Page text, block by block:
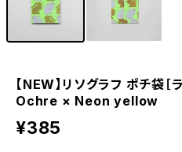
【NEW】リソグラフ ポチ袋［
Ochre × Neon yellow
¥385